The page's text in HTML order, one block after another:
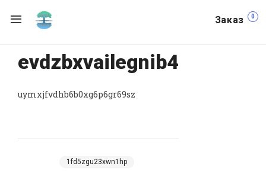
Заказ 0
evdzbxvailegnib4
uymxjfvdhb6b0xg6p6gr69sz
1fd5zgu23xwn1hp